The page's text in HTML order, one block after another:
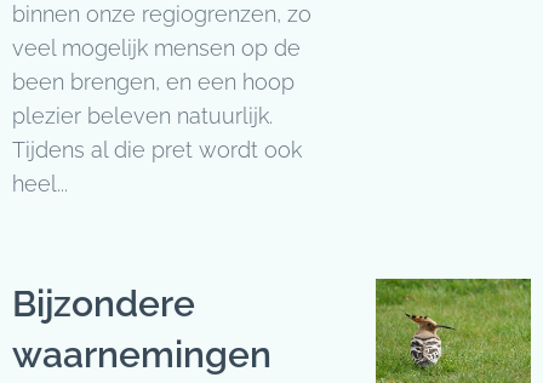
binnen onze regiogrenzen, zo
veel mogelijk mensen op de
been brengen, en een hoop
plezier beleven natuurlijk.
Tijdens al die pret wordt ook
heel...
Bijzondere
waarnemingen